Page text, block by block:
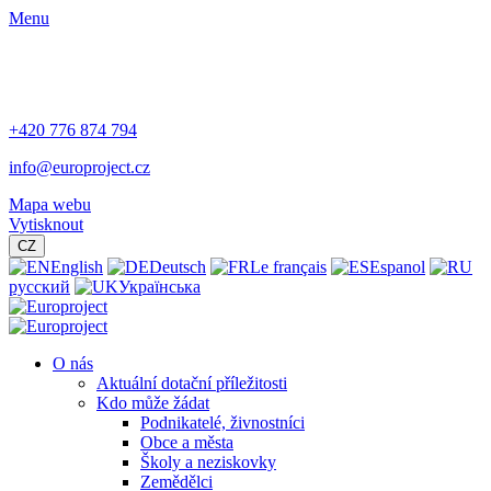
Menu
+420 776 874 794
info@europroject.cz
Mapa webu
Vytisknout
CZ
English Deutsch Le français
Espanol
русский
Українська
O nás
Aktuální dotační příležitosti
Kdo může žádat
Podnikatelé, živnostníci
Obce a města
Školy a neziskovky
Zemědělci